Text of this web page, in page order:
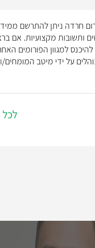
חרדה ניתן להתרשם
ותשובות מקצועיות. אם
להיכנס למגוון הפורומים
על ידי מיטב המומחים/
לכל